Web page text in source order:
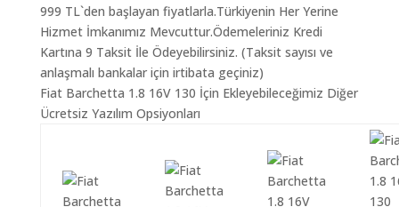
999 TL`den başlayan fiyatlarla.Türkiyenin Her Yerine
Hizmet İmkanımız Mevcuttur.Ödemeleriniz Kredi
Kartına 9 Taksit İle Ödeyebilirsiniz. (Taksit sayısı ve
anlaşmalı bankalar için irtibata geçiniz)
Fiat Barchetta 1.8 16V 130 İçin Ekleyebileceğimiz Diğer
Ücretsiz Yazılım Opsiyonları